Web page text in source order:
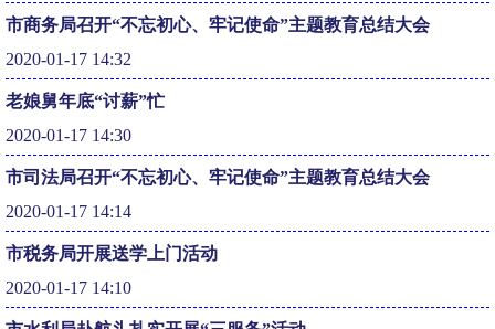
市商务局召开“不忘初心、牢记使命”主题教育总结大会
2020-01-17 14:32
老娘舅年底“讨薪”忙
2020-01-17 14:30
市司法局召开“不忘初心、牢记使命”主题教育总结大会
2020-01-17 14:14
市税务局开展送学上门活动
2020-01-17 14:10